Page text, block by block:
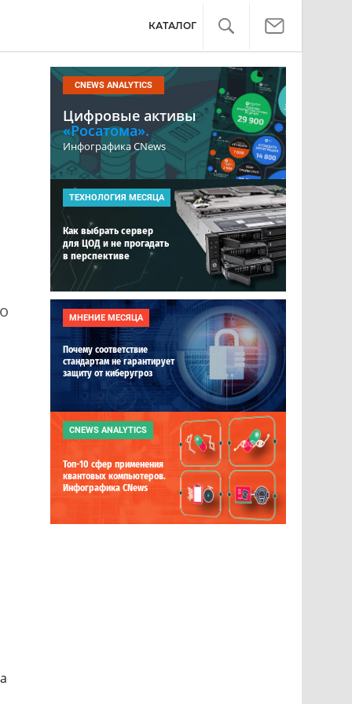
КАТАЛОГ
CNEWS ANALYTICS
Цифровые активы
«Росатома».
Инфографика CNews
ТЕХНОЛОГИЯ МЕСЯЦА
Как выбрать сервер
для ЦОД и не прогадать
в перспективе
МНЕНИЕ МЕСЯЦА
Почему соответствие
стандартам не гарантирует
защиту от киберугроз
CNEWS ANALYTICS
Топ-10 сфер применения
квантовых компьютеров.
Инфографика CNews